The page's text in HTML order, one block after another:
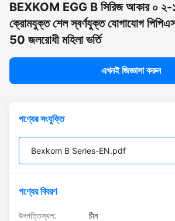
BEXKOM EGG B সিরিজ আকার ০ ২-
ক্রোমযুক্ত শেল স্বর্ণযুক্ত যোগাযোগ পিপিএস
50 জলরোধী মহিলা ভর্তি
এখনই জিজ্ঞাসা করুন
পণ্যের সংযুক্তি
Bexkom B Series-EN.pdf
পণ্যের বিবরণ
উৎপত্তিস্থল: চীন